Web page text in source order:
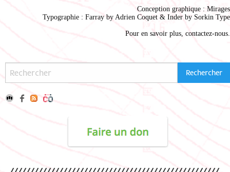
Conception graphique : Mirages
Typographie : Farray by Adrien Coquet & Inder by Sorkin Type
Pour en savoir plus, contactez-nous